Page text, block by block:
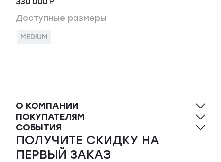
Доступные размеры
MEDIUM
О КОМПАНИИ
ПОКУПАТЕЛЯМ
СОБЫТИЯ
ПОЛУЧИТЕ СКИДКУ НА
ПЕРВЫЙ ЗАКАЗ